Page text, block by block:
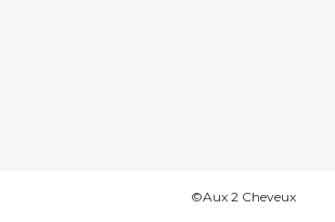
©Aux 2 Cheveux